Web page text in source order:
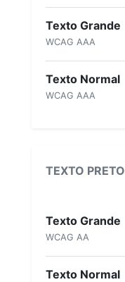
Texto Grande
WCAG AAA
Texto Normal
WCAG AAA
TEXTO PRETO
Texto Grande
WCAG AA
Texto Normal